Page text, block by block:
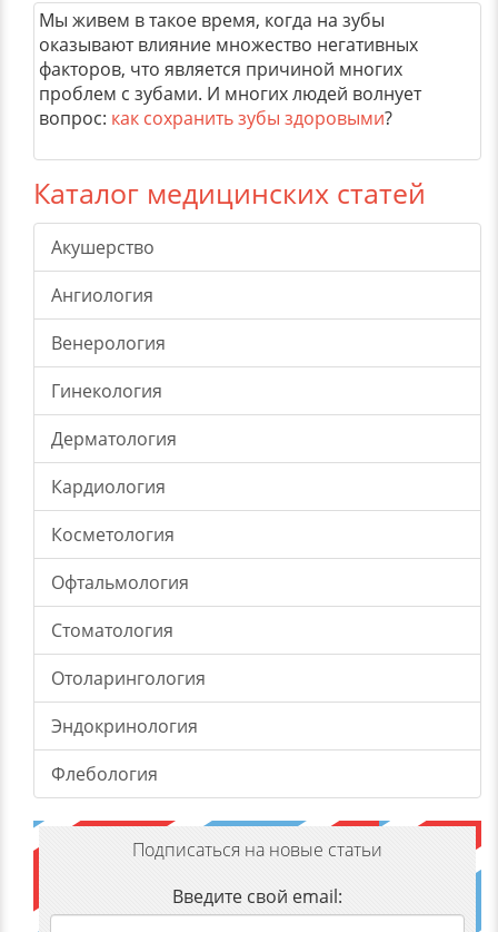
Мы живем в такое время, когда на зубы
оказывают влияние множество негативных
факторов, что является причиной многих
проблем с зубами. И многих людей волнует
вопрос: как сохранить зубы здоровыми?
Каталог медицинских статей
Акушерство
Ангиология
Венерология
Гинекология
Дерматология
Кардиология
Косметология
Офтальмология
Стоматология
Отоларингология
Эндокринология
Флебология
Подписаться на новые статьи
Введите свой email: